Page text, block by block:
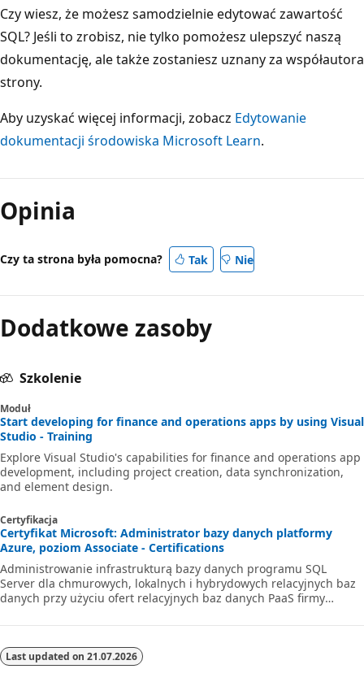
Czy wiesz, że możesz samodzielnie edytować zawartość
SQL? Jeśli to zrobisz, nie tylko pomożesz ulepszyć naszą
dokumentację, ale także zostaniesz uznany za współautora
strony.
Aby uzyskać więcej informacji, zobacz Edytowanie
dokumentacji środowiska Microsoft Learn.
Opinia
Czy ta strona była pomocna? Tak Nie
Dodatkowe zasoby
Szkolenie
Moduł
Start developing for finance and operations apps by using Visual
Studio - Training
Explore Visual Studio's capabilities for finance and operations app
development, including project creation, data synchronization,
and element design.
Certyfikacja
Certyfikat Microsoft: Administrator bazy danych platformy
Azure, poziom Associate - Certifications
Administrowanie infrastrukturą bazy danych programu SQL
Server dla chmurowych, lokalnych i hybrydowych relacyjnych baz
danych przy użyciu ofert relacyjnych baz danych PaaS firmy
Last updated on 21.07.2026